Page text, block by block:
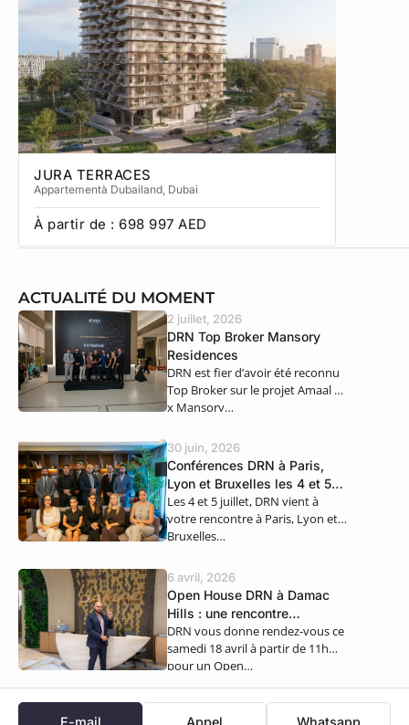
JURA TERRACES
Appartementà Dubailand , Dubai
À partir de : 698 997 AED
ACTUALITÉ DU MOMENT
2 juillet, 2026
DRN Top Broker Mansory
Residences
DRN est fier d’avoir été reconnu
Top Broker sur le projet Amaal 8
x Mansory…
30 juin, 2026
Conférences DRN à Paris,
Lyon et Bruxelles les 4 et 5
juillet
Les 4 et 5 juillet, DRN vient à
votre rencontre à Paris, Lyon et
Bruxelles…
6 avril, 2026
Open House DRN à Damac
Hills : une rencontre
exclusive ce samedi 18 avril
DRN vous donne rendez-vous ce
samedi 18 avril à partir de 11h
pour un Open…
E-mail Appel Whatsapp